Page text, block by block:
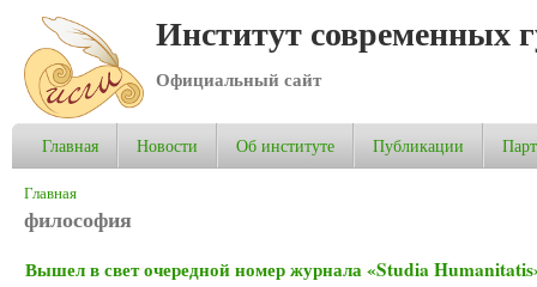
Институт современных
Официальный сайт
Главная Новости Об институте Публикации
Вы здесь
Главная
философия
Вышел в свет очередной номер журнала «Studia